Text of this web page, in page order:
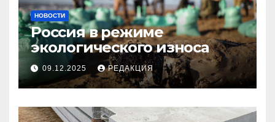
НОВОСТИ
Россия в режиме
экологического износа
09.12.2025 РЕДАКЦИЯ